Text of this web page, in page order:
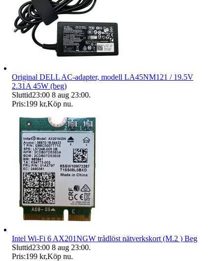
Original DELL AC-adapter, modell LA45NM121 / 19.5V
2.31A 45W (beg)
Sluttid23:00 8 aug 23:00.
Pris:199 kr,Köp nu.
Intel Wi-Fi 6 AX201NGW trådlöst nätverkskort (M.2 ) Beg
Sluttid23:00 8 aug 23:00.
Pris:199 kr,Köp nu.